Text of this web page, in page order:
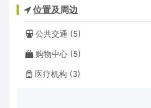
位置及周边
公共交通 (5)
购物中心 (5)
医疗机构 (3)